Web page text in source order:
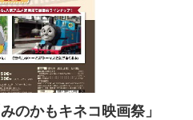
のかもキネコ映画祭」